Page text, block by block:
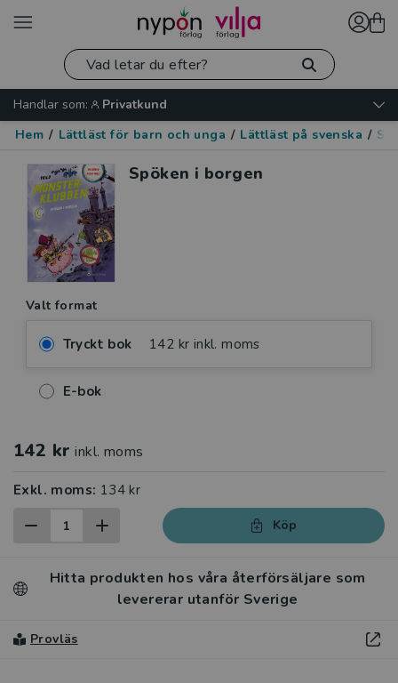
Handlar som:
Privatkund
Hem / Lättläst för barn och unga / Lättläst på svenska /
Spöken i borgen
Valt format
Tryckt bok 142 kr inkl. moms
E-bok
142 kr inkl. moms
Exkl. moms: 134 kr
Köp
Hitta produkten hos våra återförsäljare som
levererar utanför Sverige
Provläs